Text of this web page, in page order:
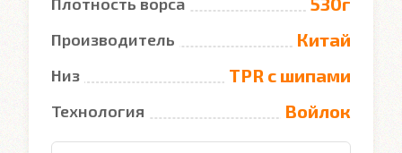
Производитель Китай
Низ TPR с шипами
Технология Войлок